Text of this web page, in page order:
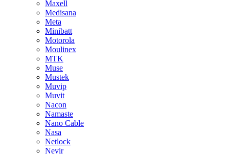
Maxell
Medisana
Meta
Minibatt
Motorola
Moulinex
MTK
Muse
Mustek
Muvip
Muvit
Nacon
Namaste
Nano Cable
Nasa
Netlock
Nevir